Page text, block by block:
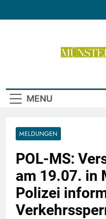
MENU
MELDUNGEN
POL-MS:
am 19.07. in
Polizei